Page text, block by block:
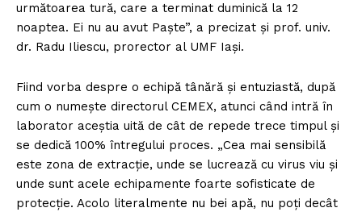
următoarea tură, care a terminat duminică la 12
noaptea. Ei nu au avut Paște”, a precizat și prof. univ.
dr. Radu Iliescu, prorector al UMF Iași.
Fiind vorba despre o echipă tânără și entuziastă, după
cum o numește directorul CEMEX, atunci când intră în
laborator aceștia uită de cât de repede trece timpul și
se dedică 100% întregului proces. „Cea mai sensibilă
este zona de extracție, unde se lucrează cu virus viu și
unde sunt acele echipamente foarte sofisticate de
protecție. Acolo literalmente nu bei apă, nu poți decât